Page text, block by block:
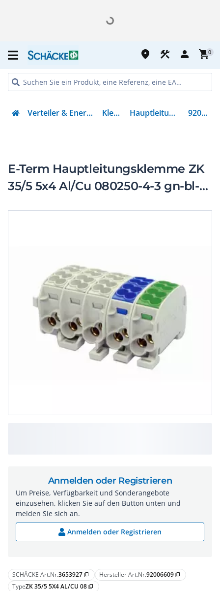
place construction person shopping_cart0
Verteiler & Energieverteilung Klemmen Hauptleitungsklemme 92006609
E-Term Hauptleitungsklemme ZK
35/5 5x4 Al/Cu 080250-4-3 gn-bl-
SCHÄCKE Art.Nr.3653927 content_copy Hersteller Art.Nr.92006609 content_copy
TypeZK 35/5 5X4 AL/CU 08 content_copy
Anmelden oder Registrieren
Um Preise, Verfügbarkeit und Sonderangebote
einzusehen, klicken Sie auf den Button unten und
melden Sie sich an.
Anmelden oder Registrieren